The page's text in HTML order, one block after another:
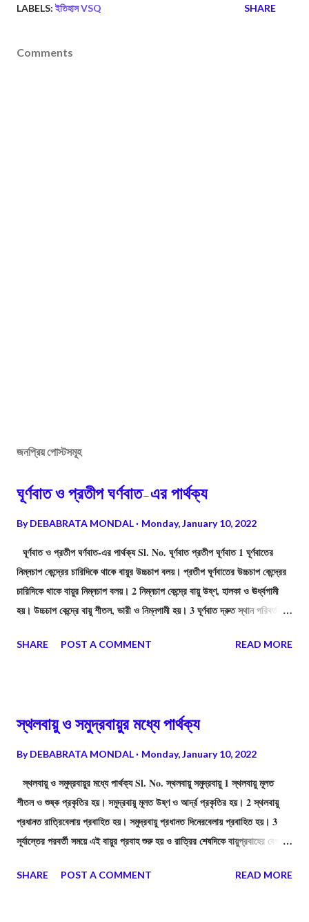
LABELS: ইতিহাস VSQ SHARE
Comments
জনপ্রিয় পোস্টসমূহ
ঘূর্ণবাত ও প্রতীপ ঘর্ণবাত-এর পার্থক্য
ByDEBABRATA MONDAL Monday, January 10, 2022
ঘূর্ণবাত ও প্রতীপ ঘর্ণবাত-এর পার্থক্য Sl. No. ঘূর্ণবাত প্রতীপ ঘূর্ণবাত 1 ঘূর্ণবাতের
নিম্নচাপ কেন্দ্রের চারিদিকে থাকে বায়ুর উচ্চচাপ বলয়। প্রতীপ ঘূর্ণবাতের উচ্চচাপ কেন্দ্রের
চারিদিকে থাকে বায়ুর নিম্নচাপ বলয়। 2 নিম্নচাপ কেন্দ্রে বায়ু উষ্ণ, হালকা ও ঊর্ধ্বগামী
হয়। উচ্চচাপ কেন্দ্রে বায়ু শীতল, ভারী ও নিম্নগামী হয়। 3 ঘূর্ণবাত দ্রুত স্থান পরিবর্তন
করে না। 4 ঘূর্ণবাতের প্রভাবে আকাশ মেঘাচ্ছন্ন থাকে এবং বজ্রবিদ্যুৎসহ প্রবল ঝড়-বৃষ্টি
আসে অর্থাৎ বায়ুপ্রবাহ কেন্দ্রমুখী। প্রতীপ ঘূর্ণবাতে কেন...
SHARE POST A COMMENT READ MORE
স্থলবায়ু ও সমুদ্রবায়ুর মধ্যে পার্থক্য
ByDEBABRATA MONDAL Monday, January 10, 2022
স্থলবায়ু ও সমুদ্রবায়ুর মধ্যে পার্থক্য Sl. No. স্থলবায়ু সমুদ্রবায়ু 1 স্থলবায়ু মূলত
শীতল ও শুষ্ক প্রকৃতির হয়। সমুদ্রবায়ু মূলত উষ্ণ ও আর্দ্র প্রকৃতির হয়। 2 স্থলবায়ু
প্রধানত রাত্রিবেলায় প্রবাহিত হয়। সমুদ্রবায়ু প্রধানত দিনেরবেলায় প্রবাহিত হয়। 3
সূর্যাস্তের পরবর্তী সময়ে এই বায়ুর প্রবাহ শুরু হয় ও রাত্রির শেষদিকে বায়ুপ্রবাহের বেগ
বৃদ্ধি পায়। 4 স্থলবায়ু উচ্চচাযুক্ত স্থলভাগ থেকে নিম্নচাপযুক্ত জলভাগের দিকে
SHARE POST A COMMENT READ MORE